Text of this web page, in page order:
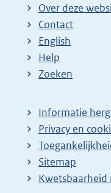
Over deze
Contact
English
Help
Zoeken
Informatie
Privacy en
Sitemap
E
Kwetsbaarheid